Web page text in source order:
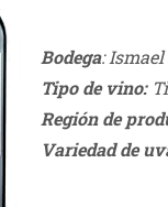
Bodega:
Tipo de vino:
Región de
Variedad de